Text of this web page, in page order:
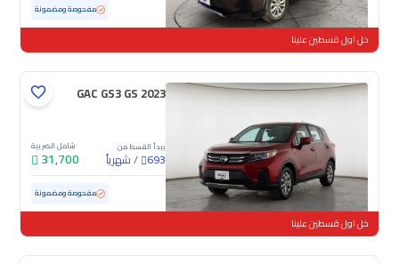
مستعملة 128,851 كم مفحوصة ومضمونة
خل اول قسطين علينا
GAC GS3 GS 2023
يبدأ القسط من
693
/شهرياً
شامل الضريبة
31,700
مستعملة 103,848 كم مفحوصة ومضمونة
خل اول قسطين علينا